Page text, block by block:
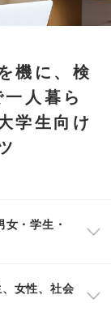
機に、検
人暮ら
学生向け
・学生・
女性、社会